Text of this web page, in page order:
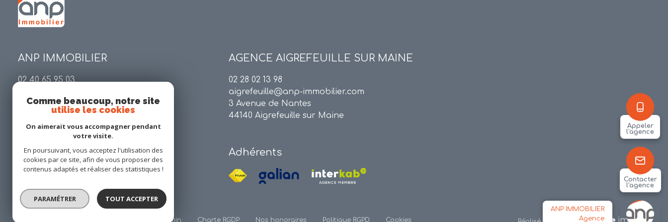
ANP IMMOBILIER
Agence
Appeler
l'agence
Contacter
l'agence
ANP IMMOBILIER
02 40 65 95 03
34 place Georges Gaudet
44140 Geneston
AGENCE AIGREFEUILLE SUR MAINE
02 28 02 13 98
aigrefeuille@anp-immobilier.com
3 Avenue de Nantes
44140 Aigrefeuille sur Maine
Restons connecté Adhérents
Admin Charte RGDP Nos honoraires Politique RGPD Cookies
Comme beaucoup, notre site
utilise les cookies
On aimerait vous accompagner pendant
votre visite.
En poursuivant, vous acceptez l'utilisation des
cookies par ce site, afin de vous proposer des
contenus adaptés et réaliser des statistiques !
PARAMÉTRER TOUT ACCEPTER